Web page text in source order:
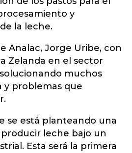
y
la leche.
Analac, Jorge Uribe, con
Zelanda en el sector
muchos
y problemas que
se está planteando una
leche bajo un
Esta será la primera